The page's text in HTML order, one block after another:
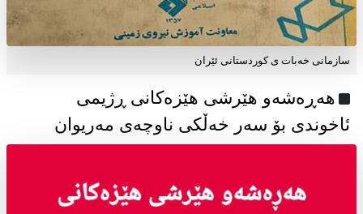
سازمانی خەبات ی كوردستانی ئێران
هەڕەشەو هێرشی هێزەکانی ڕژیمی
ئاخوندی بۆ سەر خەڵکی ناوچەی مەریوان